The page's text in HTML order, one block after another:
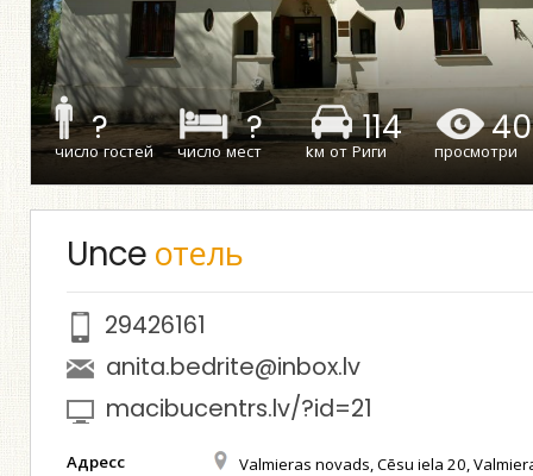
?
число гостей
?
число мест
114
kм от Риги просмотри
Unce отель
29426161
anita.bedrite@inbox.lv
macibucentrs.lv/?id=21
Адресс Valmieras novads, Cēsu iela 20,